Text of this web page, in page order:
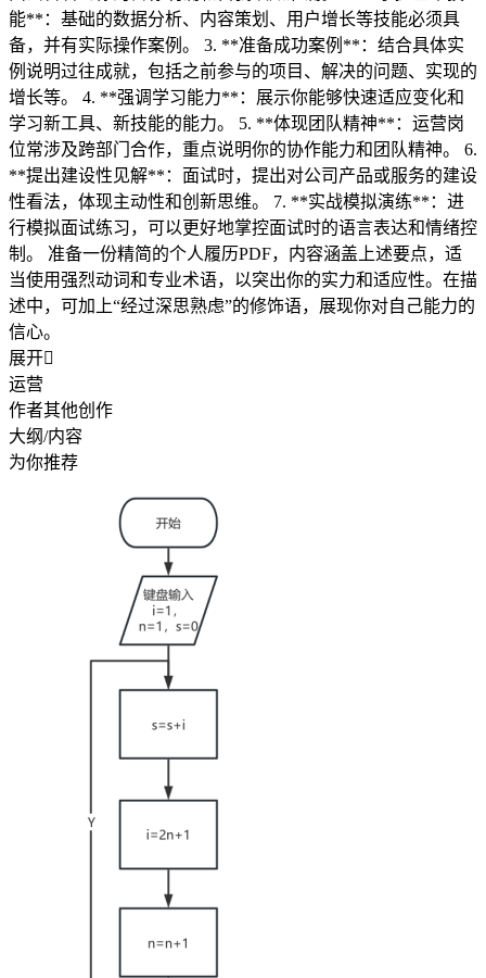
能**：基础的数据分析、内容策划、用户增长等技能必须具
备，并有实际操作案例。 3. **准备成功案例**：结合具体实
例说明过往成就，包括之前参与的项目、解决的问题、实现的
增长等。 4. **强调学习能力**：展示你能够快速适应变化和
学习新工具、新技能的能力。 5. **体现团队精神**：运营岗
位常涉及跨部门合作，重点说明你的协作能力和团队精神。 6.
**提出建设性见解**：面试时，提出对公司产品或服务的建设
性看法，体现主动性和创新思维。 7. **实战模拟演练**：进
行模拟面试练习，可以更好地掌控面试时的语言表达和情绪控
制。 准备一份精简的个人履历PDF，内容涵盖上述要点，适
当使用强烈动词和专业术语，以突出你的实力和适应性。在描
述中，可加上“经过深思熟虑”的修饰语，展现你对自己能力的
信心。
展开
运营
作者其他创作
大纲/内容
为你推荐